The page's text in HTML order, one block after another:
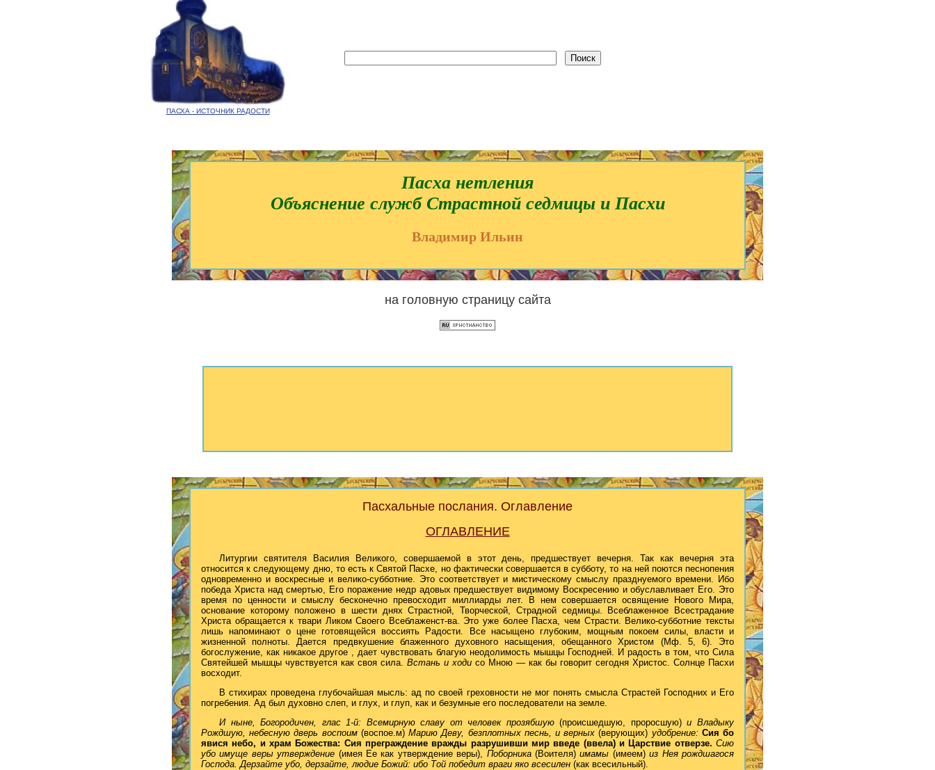
ПАСХА - ИСТОЧНИК РАДОСТИ
Пасха нетления
Объяснение служб Страстной седмицы и Пасхи
Владимир Ильин
на головную страницу сайта
Пасхальные послания. Оглавление
ОГЛАВЛЕНИЕ
Литургии святителя Василия Великого, совершаемой в этот день, предшествует вечерня. Так как вечерня эта
относится к следующему дню, то есть к Святой Пасхе, но фактически совершается в субботу, то на ней поются песнопения
одновременно и воскресные и велико-субботние. Это соответствует и мистическому смыслу празднуемого времени. Ибо
победа Христа над смертью, Его поражение недр адовых предшествует видимому Воскресению и обуславливает Его. Это
время по ценности и смыслу бесконечно превосходит миллиарды лет. В нем совершается освящение Нового Мира,
основание которому положено в шести днях Страстной, Творческой, Страдной седмицы. Всеблаженное Всестрадание
Христа обращается к твари Ликом Своего Всеблаженст-ва. Это уже более Пасха, чем Страсти. Велико-субботние тексты
лишь напоминают о цене готовящейся воссиять Радости. Все насыщено глубоким, мощным покоем силы, власти и
жизненной полноты. Дается предвкушение блаженного духовного насыщения, обещанного Христом (Мф. 5, 6). Это
богослужение, как никакое другое , дает чувствовать благую неодолимость мышцы Господней. И радость в том, что Сила
Святейшей мышцы чувствуется как своя сила. Встань и ходи со Мною — как бы говорит сегодня Христос. Солнце Пасхи
восходит.
В стихирах проведена глубочайшая мысль: ад по своей греховности не мог понять смысла Страстей Господних и Его
погребения. Ад был духовно слеп, и глух, и глуп, как и безумные его последователи на земле.
И ныне, Богородичен, глас 1-й: Всемирную славу от человек прозябшую(происшедшую, проросшую)и Владыку
Рождшую, небесную дверь воспоим (воспое.м)Марию Деву, безплотных песнь, и верных(верующих) удобрение: Сия бо
явися небо, и храм Божества: Сия преграждение вражды разрушивши мир введе (ввела) и Царствие отверзе.Сию
убо имуще веры утверждение (имея Ее как утверждение веры), Поборника(Воителя)имамы (имеем)из Нея рождшагося
Господа. Дерзайте убо, дерзайте, людие Божий: ибо Той победит враги яко всесилен (как всесильный).